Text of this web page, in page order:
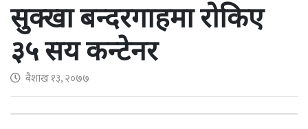
सुक्खा बन्दरगाहमा रोकिए
३५ सय कन्टेनर
बैशाख १३, २०७७